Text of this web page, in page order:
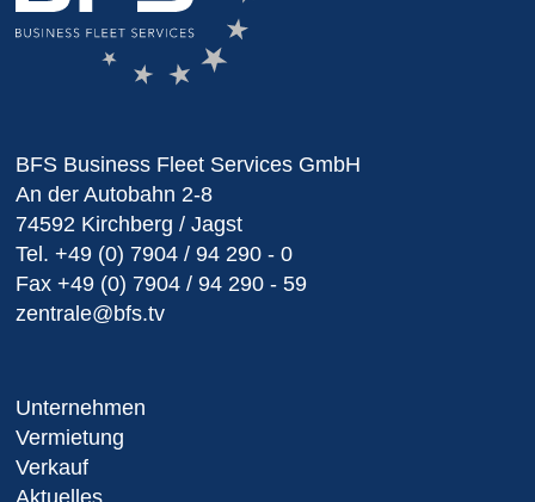
BFS Business Fleet Services GmbH
An der Autobahn 2-8
74592 Kirchberg / Jagst
Tel. +49 (0) 7904 / 94 290 - 0
Fax +49 (0) 7904 / 94 290 - 59
zentrale@bfs.tv
Unternehmen
Vermietung
Verkauf
Aktuelles